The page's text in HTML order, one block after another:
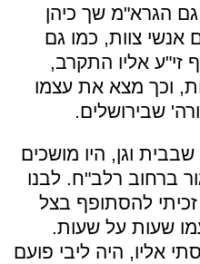
הגרא"מ שך כיהן
אנשי צוות, כמו גם
זי"ע אליו התקרב,
וכך מצא את עצמו
שבירושלים.
וגן, היו מושכים
ברחוב רלב"ח. לבנו
להסתופף בצל
שעות על שעות.
אליו, היה ליבי פועם